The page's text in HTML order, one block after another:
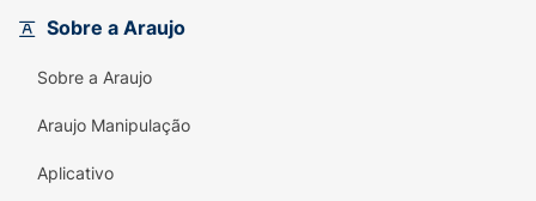
Sobre a Araujo
Sobre a Araujo
Araujo Manipulação
Aplicativo